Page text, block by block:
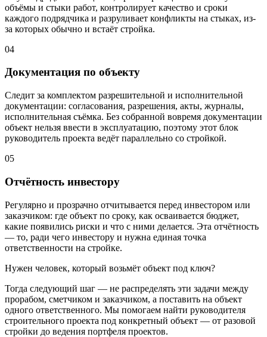
объёмы и стыки работ, контролирует качество и сроки
каждого подрядчика и разруливает конфликты на стыках, из-
за которых обычно и встаёт стройка.
04
Документация по объекту
Следит за комплектом разрешительной и исполнительной
документации: согласования, разрешения, акты, журналы,
исполнительная съёмка. Без собранной вовремя документации
объект нельзя ввести в эксплуатацию, поэтому этот блок
руководитель проекта ведёт параллельно со стройкой.
05
Отчётность инвестору
Регулярно и прозрачно отчитывается перед инвестором или
заказчиком: где объект по сроку, как осваивается бюджет,
какие появились риски и что с ними делается. Эта отчётность
— то, ради чего инвестору и нужна единая точка
ответственности на стройке.
Нужен человек, который возьмёт объект под ключ?
Тогда следующий шаг — не распределять эти задачи между
прорабом, сметчиком и заказчиком, а поставить на объект
одного ответственного. Мы помогаем найти руководителя
строительного проекта под конкретный объект — от разовой
стройки до ведения портфеля проектов.